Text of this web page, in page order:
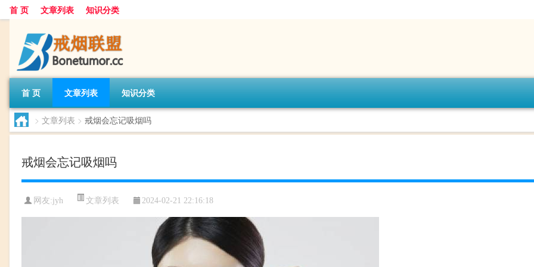
首 页 文章列表 知识分类
首 页 文章列表 知识分类
> 文章列表 > 戒烟会忘记吸烟吗
戒烟会忘记吸烟吗
网友:jyh 文章列表 2024-02-21 22:16:18